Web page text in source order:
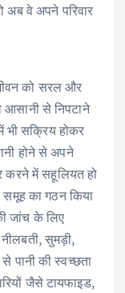
वे अपने परिवार
को सरल और
आसानी से निपटाने
भी सक्रिय होकर
होने से अपने
करने में सहूलियत हो
समूह का गठन किया
जांच के लिए
सुमड़ी,
पानी की स्वच्छता
जैसे टायफाइड,